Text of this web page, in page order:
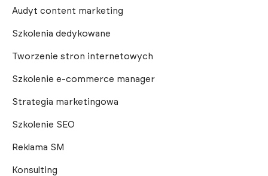
Audyt content marketing
Szkolenia dedykowane
Tworzenie stron internetowych
Szkolenie e-commerce manager
Strategia marketingowa
Szkolenie SEO
Reklama SM
Konsulting